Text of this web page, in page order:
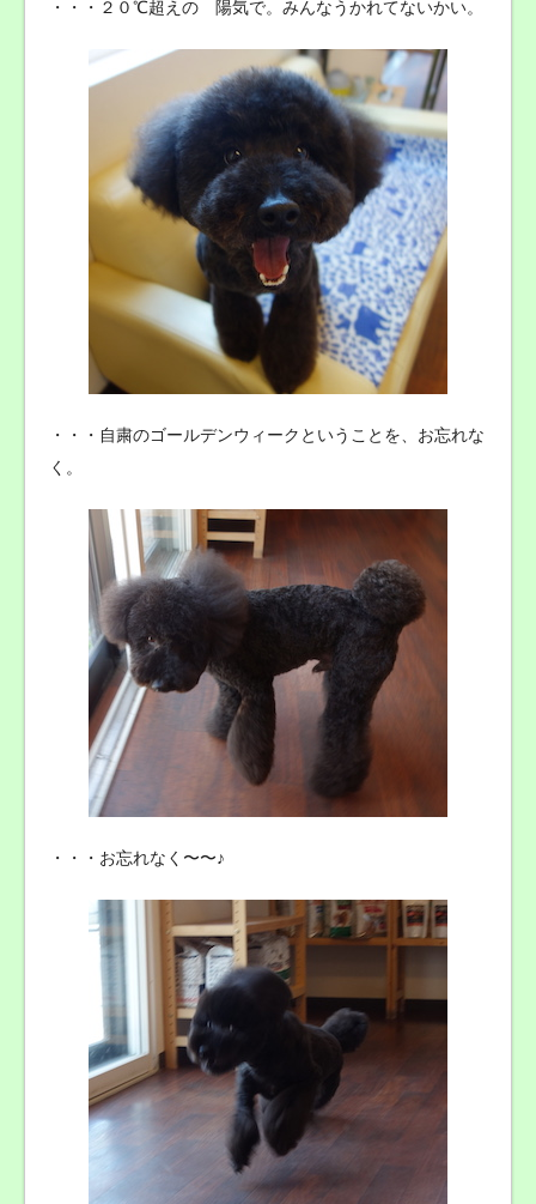
・・・２０℃超えの 陽気で。みんなうかれてないかい。
・・・自粛のゴールデンウィークということを、お忘れな
く。
・・・お忘れなく〜〜♪